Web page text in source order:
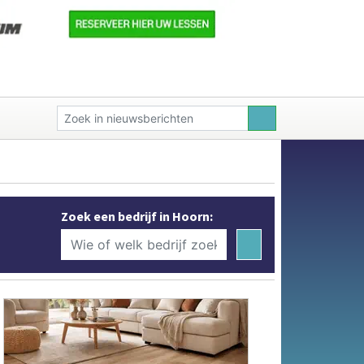
Zoek een bedrijf in Hoorn: